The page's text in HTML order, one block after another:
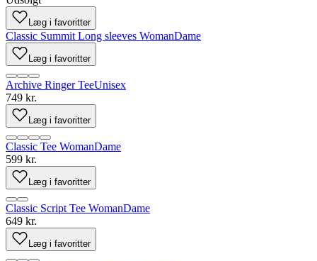
Læg i favoritter
Classic Summit Long sleeves WomanDame
Læg i favoritter
Archive Ringer TeeUnisex
749 kr.
Læg i favoritter
Classic Tee WomanDame
599 kr.
Læg i favoritter
Classic Script Tee WomanDame
649 kr.
Læg i favoritter